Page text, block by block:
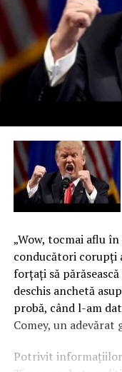
„Wow, tocmai aflu
conducători corupţi
forţaţi să
deschis anchetă
probă, când l-am
Comey, un adevărat
Potrivit